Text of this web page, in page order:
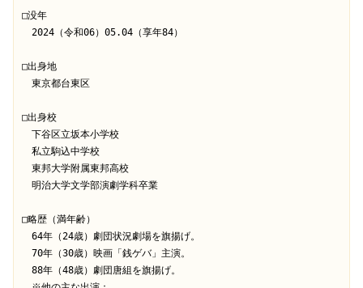
□没年
2024（令和06）05.04（享年84）
□出身地
東京都台東区
□出身校
下谷区立坂本小学校
私立駒込中学校
東邦大学附属東邦高校
明治大学文学部演劇学科卒業
□略歴（満年齢）
64年（24歳）劇団状況劇場を旗揚げ。
70年（30歳）映画「銭ゲバ」主演。
88年（48歳）劇団唐組を旗揚げ。